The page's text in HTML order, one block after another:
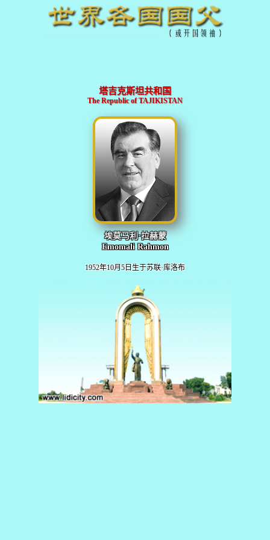
塔吉克斯坦共和国
The Republic of TAJIKISTAN
埃莫马利·拉赫蒙
Emomali Rahmon
1952年10月5日生于苏联·库洛布